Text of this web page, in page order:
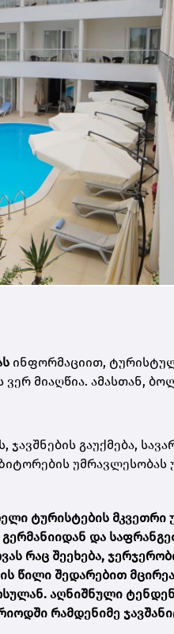
ინფორმაციით,
მიაღწია. ამასთან,
ჯავშნების გაუქმება,
ტურისტების მკვეთრი
და
რაც შეეხება,
წილი შედარებით
აღნიშნული
რამდენიმე